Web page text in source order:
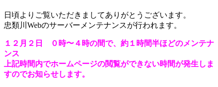
日頃よりご覧いただきましてありがとうございます。
忠類川Webのサーバーメンテナンスが行われます。
１２月２日 ０時〜４時の間で、約１時間半ほどのメンテナ
ンス
上記時間内でホームページの閲覧ができない時間が発生しま
すのでお知らせします。